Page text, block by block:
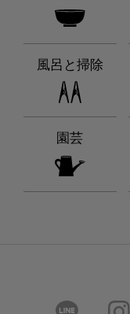
風呂と掃除
園芸